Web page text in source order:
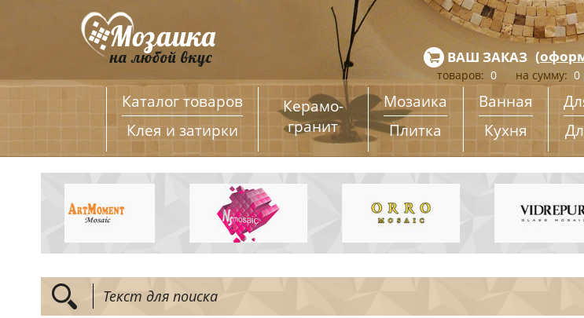
ВАШ ЗАКАЗ (
товаров: 0 на сумму: 0
Каталог товаров
Клея и затирки
Керамо­
гранит
Мозаика
Плитка
Ванная
Кухня